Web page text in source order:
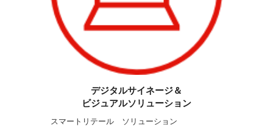
デジタルサイネージ＆
ビジュアルソリューション
スマートリテール ソリューション